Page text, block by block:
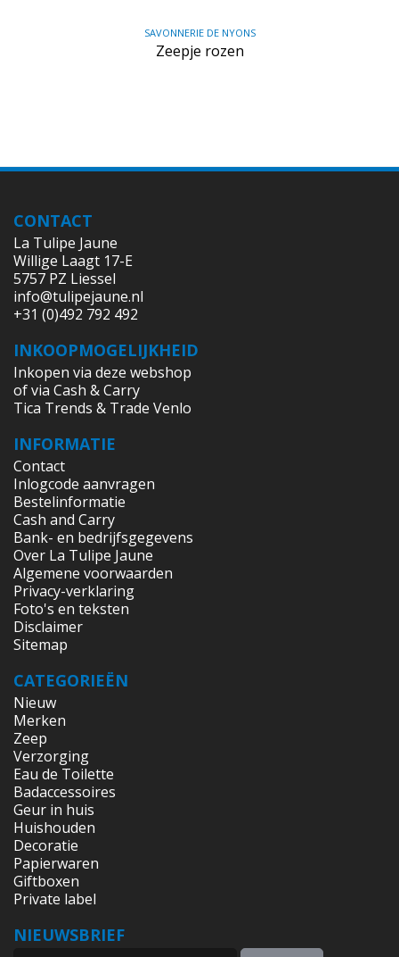
SAVONNERIE DE NYONS
Zeepje rozen
CONTACT
La Tulipe Jaune
Willige Laagt 17-E
5757 PZ Liessel
info@tulipejaune.nl
+31 (0)492 792 492
INKOOPMOGELIJKHEID
Inkopen via deze webshop
of via Cash & Carry
Tica Trends & Trade Venlo
INFORMATIE
Contact
Inlogcode aanvragen
Bestelinformatie
Cash and Carry
Bank- en bedrijfsgegevens
Over La Tulipe Jaune
Algemene voorwaarden
Privacy-verklaring
Foto's en teksten
Disclaimer
Sitemap
CATEGORIEËN
Nieuw
Merken
Zeep
Verzorging
Eau de Toilette
Badaccessoires
Geur in huis
Huishouden
Decoratie
Papierwaren
Giftboxen
Private label
NIEUWSBRIEF